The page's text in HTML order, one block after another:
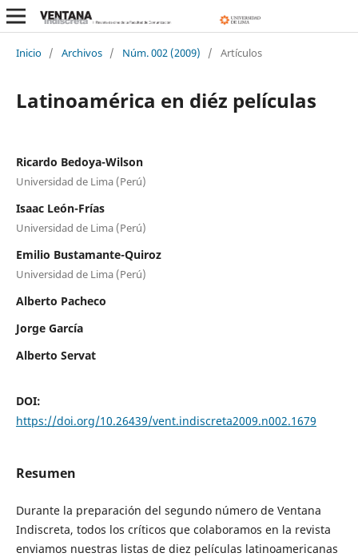
Inicio / Archivos / Núm. 002 (2009) / Artículos
Latinoamérica en diéz películas
Ricardo Bedoya-Wilson
Universidad de Lima (Perú)
Isaac León-Frías
Universidad de Lima (Perú)
Emilio Bustamante-Quiroz
Universidad de Lima (Perú)
Alberto Pacheco
Jorge García
Alberto Servat
DOI:
https://doi.org/10.26439/vent.indiscreta2009.n002.1679
Resumen
Durante la preparación del segundo número de Ventana
Indiscreta, todos los críticos que colaboramos en la revista
enviamos nuestras listas de diez películas latinoamericanas